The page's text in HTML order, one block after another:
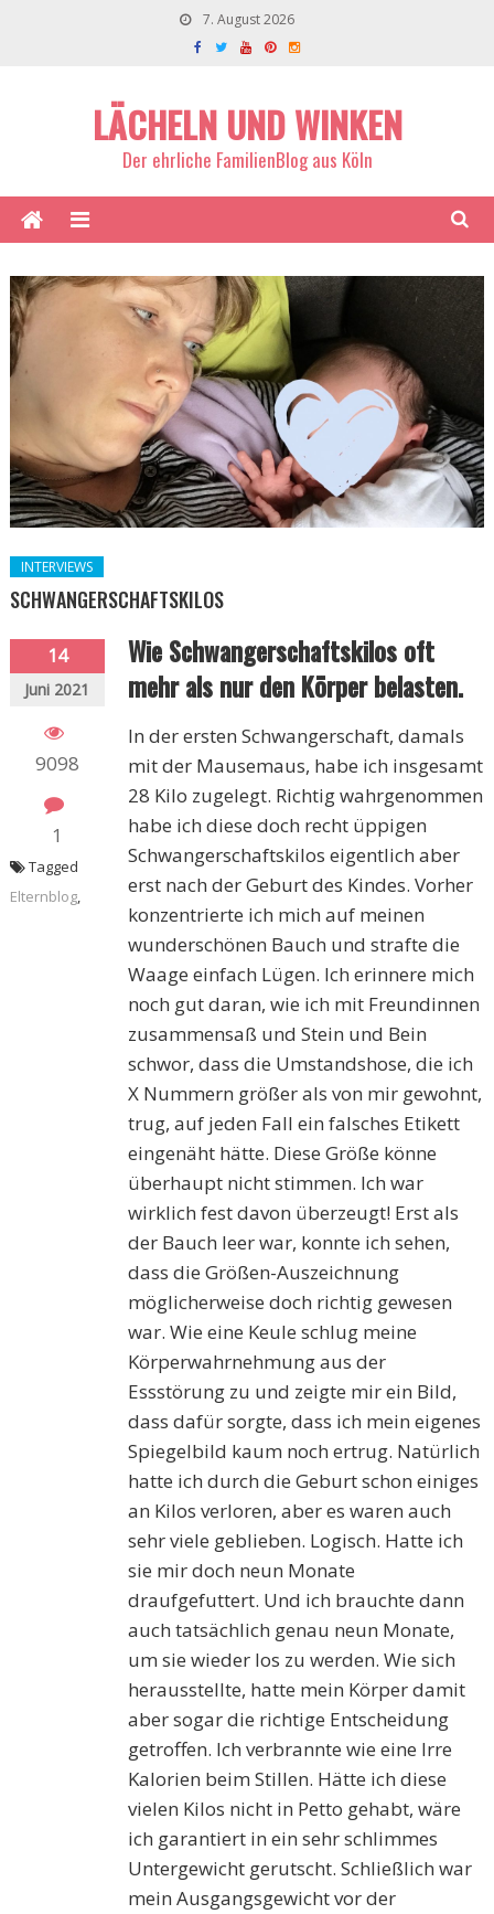
7. August 2026
LÄCHELN UND WINKEN
Der ehrliche FamilienBlog aus Köln
INTERVIEWS
SCHWANGERSCHAFTSKILOS
14
Juni 2021
9098
1
Wie Schwangerschaftskilos oft
mehr als nur den Körper belasten.
In der ersten Schwangerschaft, damals
mit der Mausemaus, habe ich insgesamt
28 Kilo zugelegt. Richtig wahrgenommen
habe ich diese doch recht üppigen
Schwangerschaftskilos eigentlich aber
erst nach der Geburt des Kindes. Vorher
konzentrierte ich mich auf meinen
wunderschönen Bauch und strafte die
Waage einfach Lügen. Ich erinnere mich
noch gut daran, wie ich mit Freundinnen
zusammensaß und Stein und Bein
schwor, dass die Umstandshose, die ich
X Nummern größer als von mir gewohnt,
trug, auf jeden Fall ein falsches Etikett
eingenäht hätte. Diese Größe könne
überhaupt nicht stimmen. Ich war
wirklich fest davon überzeugt! Erst als
der Bauch leer war, konnte ich sehen,
dass die Größen-Auszeichnung
möglicherweise doch richtig gewesen
war. Wie eine Keule schlug meine
Körperwahrnehmung aus der
Essstörung zu und zeigte mir ein Bild,
dass dafür sorgte, dass ich mein eigenes
Spiegelbild kaum noch ertrug. Natürlich
hatte ich durch die Geburt schon einiges
an Kilos verloren, aber es waren auch
sehr viele geblieben. Logisch. Hatte ich
sie mir doch neun Monate
draufgefuttert. Und ich brauchte dann
auch tatsächlich genau neun Monate,
um sie wieder los zu werden. Wie sich
herausstellte, hatte mein Körper damit
aber sogar die richtige Entscheidung
getroffen. Ich verbrannte wie eine Irre
Kalorien beim Stillen. Hätte ich diese
vielen Kilos nicht in Petto gehabt, wäre
ich garantiert in ein sehr schlimmes
Untergewicht gerutscht. Schließlich war
mein Ausgangsgewicht vor der
Tagged
Elternblog,